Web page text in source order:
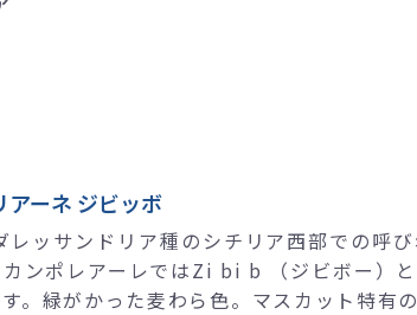
アーネ ジビッボ
レッサンドリア種のシチリア西部での呼
ンポレアーレではZi bi b （ジビボー）
。緑がかった麦わら色。マスカット特有